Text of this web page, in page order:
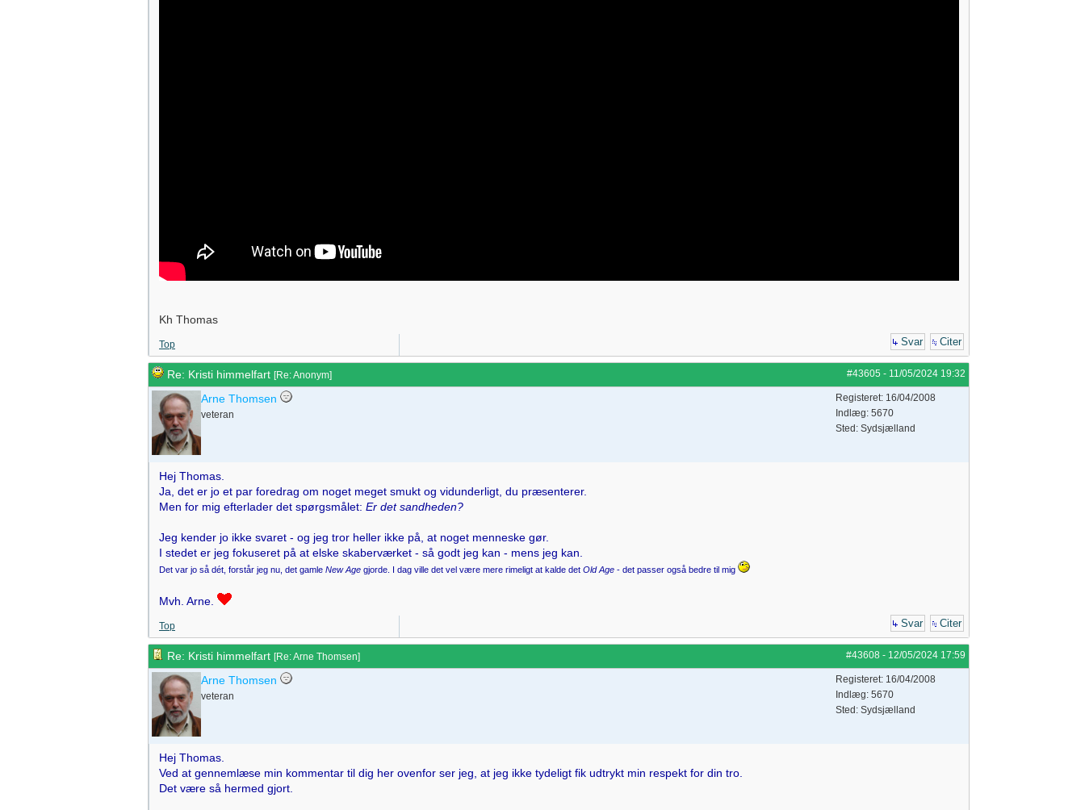
Kh Thomas
Top Svar Citer
#43605 - 11/05/2024 19:32
Re: Kristi himmelfart [Re: Anonym]
Arne Thomsen
veteran
Registeret: 16/04/2008
Indlæg: 5670
Sted: Sydsjælland
Hej Thomas.
Ja, det er jo et par foredrag om noget meget smukt og vidunderligt, du præsenterer.
Men for mig efterlader det spørgsmålet: Er det sandheden?
Jeg kender jo ikke svaret - og jeg tror heller ikke på, at noget menneske gør.
I stedet er jeg fokuseret på at elske skaberværket - så godt jeg kan - mens jeg kan.
Det var jo så dét, forstår jeg nu, det gamle New Age gjorde. I dag ville det vel være mere rimeligt at kalde det Old Age - det passer også bedre til mig
Mvh. Arne.
Top Svar Citer
#43608 - 12/05/2024 17:59
Re: Kristi himmelfart [Re: Arne Thomsen]
Arne Thomsen
veteran
Registeret: 16/04/2008
Indlæg: 5670
Sted: Sydsjælland
Hej Thomas.
Ved at gennemlæse min kommentar til dig her ovenfor ser jeg, at jeg ikke tydeligt fik udtrykt min respekt for din tro.
Det være så hermed gjort.